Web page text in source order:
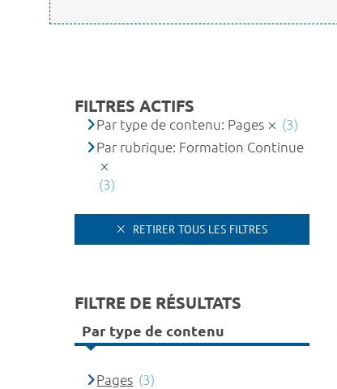
FILTRES ACTIFS
Par type de contenu: Pages
(3)
Par rubrique: Formation Continue
(3)
RETIRER TOUS LES FILTRES
FILTRE DE RÉSULTATS
Par type de contenu
Pages (3)